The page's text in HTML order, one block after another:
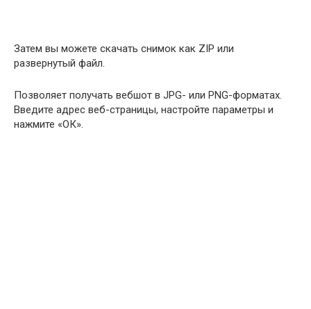
Затем вы можете скачать снимок как ZIP или
развернутый файл.
Позволяет получать вебшот в JPG- или PNG-форматах.
Введите адрес веб-страницы, настройте параметры и
нажмите «ОК».